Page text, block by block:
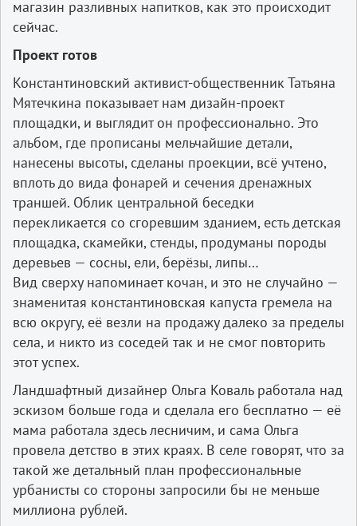
магазин разливных напитков, как это происходит
сейчас.
Проект готов
Константиновский активист-общественник Татьяна
Мятечкина показывает нам дизайн-проект
площадки, и выглядит он профессионально. Это
альбом, где прописаны мельчайшие детали,
нанесены высоты, сделаны проекции, всё учтено,
вплоть до вида фонарей и сечения дренажных
траншей. Облик центральной беседки
перекликается со сгоревшим зданием, есть детская
площадка, скамейки, стенды, продуманы породы
деревьев — сосны, ели, берёзы, липы…
Вид сверху напоминает кочан, и это не случайно —
знаменитая константиновская капуста гремела на
всю округу, её везли на продажу далеко за пределы
села, и никто из соседей так и не смог повторить
этот успех.
Ландшафтный дизайнер Ольга Коваль работала над
эскизом больше года и сделала его бесплатно — её
мама работала здесь лесничим, и сама Ольга
провела детство в этих краях. В селе говорят, что за
такой же детальный план профессиональные
урбанисты со стороны запросили бы не меньше
миллиона рублей.